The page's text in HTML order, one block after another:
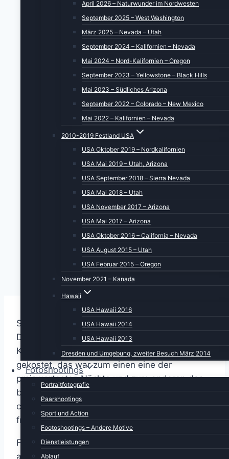
April 2026 – Naturwunder im Nordwesten
September 2025 – West Washington
März 2025 – Nevada – Utah
September 2024 – Kalifornien – Nevada
Mai 2024 – Nord-Kalifornien – Oregon
September 2023 – Yellowstone – Black Hills
Mai 2023 – Südliches Arizona
September 2022 – Colorado – New Mexico
Mai 2022 – Kalifornien – Nevada
2010-2019 Festland USA
USA Oktober 2019 – Nordkalifornien
USA Mai 2019 – Utah, Arizona
USA September 2018 – Sierra Nevada
USA Mai 2018 – Utah
USA November 2017 – Arizona
USA Mai 2017 – Arizona
USA Oktober 2016 – California – Nevada
USA August 2015 – Utah
USA Februar 2015 – Oregon
November 2021 – Kanada
Hawaii
USA Hawaii 2016
USA Hawaii 2014
USA Hawaii 2013
Dresden und Umgebung, zweiter Besuch März 2014
Fotoshootings
Portraitfotografie
Paarshootings
Sport und Action
Footoshootings – Andere Motive
Dienstleistungen
Ablauf
Schade, dass wir das schöne Hotel in Palm
Desert verlassen müssen. Eine Nacht in der
King-Suite hat uns sage und schreibe 102 USD
gekostet, das war zum einen eine der
preiswertesten Nächte und zum anderen das
beste Zimmer zu diesem Preis. Frühstück
cooked to order, Porzellan und Metallbesteck,
freundliches Personal, was will man mehr?
Für heute ist ein relativ langer Fahrtag
angesagt. Wir wollen nach Lone Pine an der